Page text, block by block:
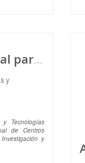
Inicia Especialidad Nacional para el Bienestar Comunitario en Agroecologías y Soberanías Alimentarias
y
y Tecnologías
de Centros
y